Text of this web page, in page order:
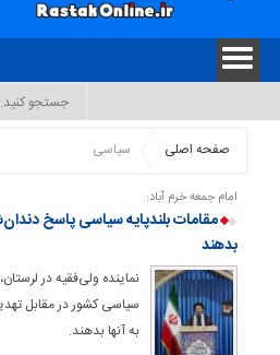
صفحه اصلی سیاسی
امام جمعه خرم آباد:
مقامات بلندپایه سیاسی پاسخ
بدهند
نماینده ولی‌فقیه در
سیاسی کشور در مقابل
به آنها بدهند.